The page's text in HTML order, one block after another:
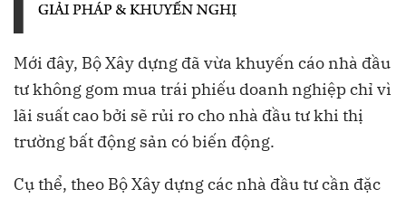
Mới đây, Bộ Xây dựng đã vừa khuyến cáo nhà đầu
tư không gom mua trái phiếu doanh nghiệp chỉ vì
lãi suất cao bởi sẽ rủi ro cho nhà đầu tư khi thị
trường bất động sản có biến động.
Cụ thể, theo Bộ Xây dựng các nhà đầu tư cần đặc